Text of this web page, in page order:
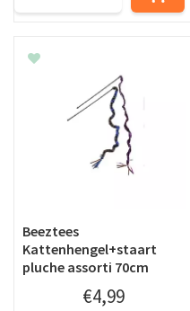
Beeztees
Kattenhengel+staart
pluche assorti 70cm
€4,99